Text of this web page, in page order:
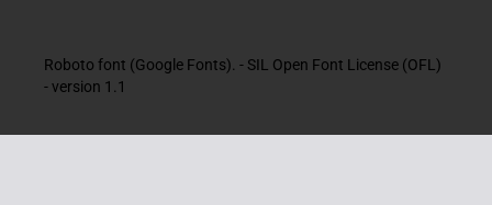
Roboto font (Google Fonts). - SIL Open Font License (OFL)
- version 1.1